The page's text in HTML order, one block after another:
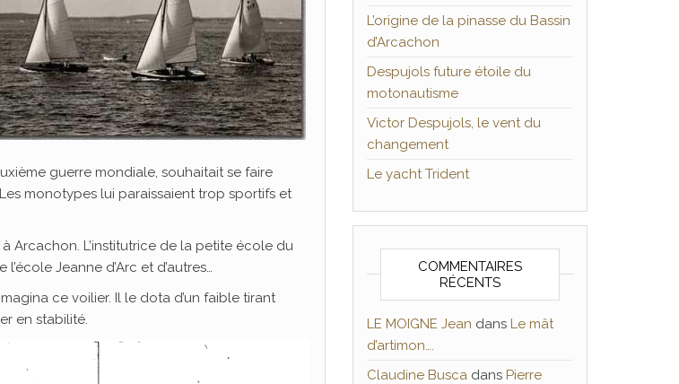
guerre mondiale, souhaitait se faire
monotypes lui paraissaient trop sportifs et
Arcachon. L’institutrice de la petite école du
Jeanne d’Arc et d’autres…
ce voilier. Il le dota d’un faible tirant
en stabilité.
L’origine de la pinasse du Bassin
d’Arcachon
Despujols future étoile du
motonautisme
Victor Despujols, le vent du
changement
Le yacht Trident
COMMENTAIRES
RÉCENTS
LE MOIGNE Jean dans Le mât
d’artimon….
Claudine Buscadans Pierre